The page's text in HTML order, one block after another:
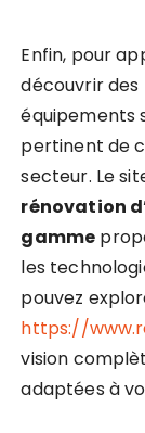
Enfin, pour
découvrir des
équipements
pertinent de
secteur. Le
rénovation
gamme
les
pouvez
https://
vision
adaptées à